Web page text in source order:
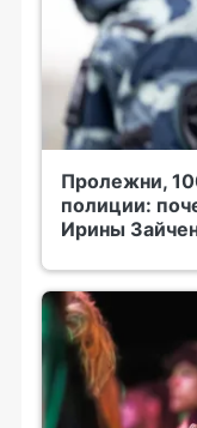
Пролежни,
полиции:
Ирины